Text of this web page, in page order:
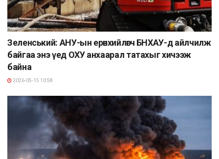
Зеленський: АНУ-ын ерөнхийлөгч БНХАУ-д айлчилж
байгаа энэ үед ОХУ анхаарал татахыг хичээж
байна
2026-05-15 10:58